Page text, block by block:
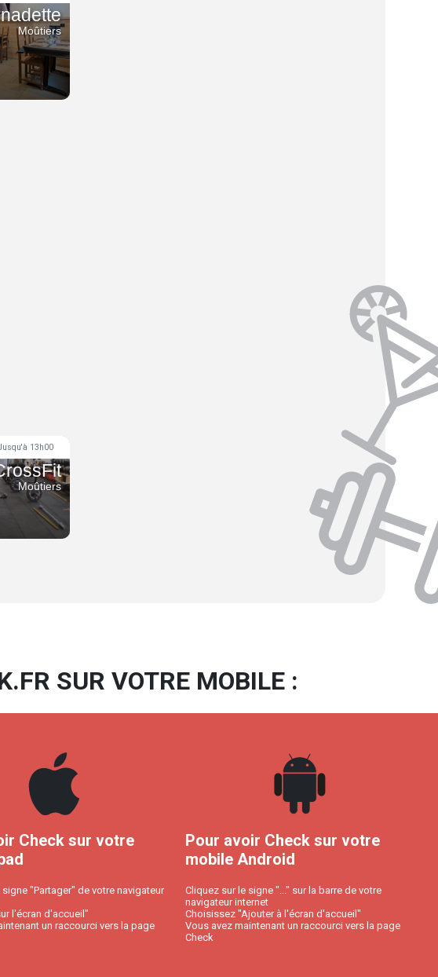
Moûtiers
Moûtiers
13h00
SUR VOTRE MOBILE :
Check sur votre
"Partager" de votre navigateur
l'écran d'accueil"
un raccourci vers la page
Pour avoir Check sur votre
mobile Android
Cliquez sur le signe "..." sur la barre de votre
navigateur internet
Choisissez "Ajouter à l'écran d'accueil"
Vous avez maintenant un raccourci vers la page
Check